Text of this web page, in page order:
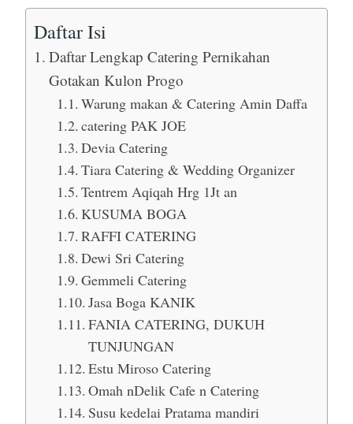
Daftar Isi
Daftar Lengkap Catering Pernikahan
Gotakan Kulon Progo
Warung makan & Catering Amin Daffa
catering PAK JOE
Devia Catering
Tiara Catering & Wedding Organizer
Tentrem Aqiqah Hrg 1Jt an
KUSUMA BOGA
RAFFI CATERING
Dewi Sri Catering
Gemmeli Catering
Jasa Boga KANIK
FANIA CATERING, DUKUH
TUNJUNGAN
Estu Miroso Catering
Omah nDelik Cafe n Catering
Susu kedelai Pratama mandiri